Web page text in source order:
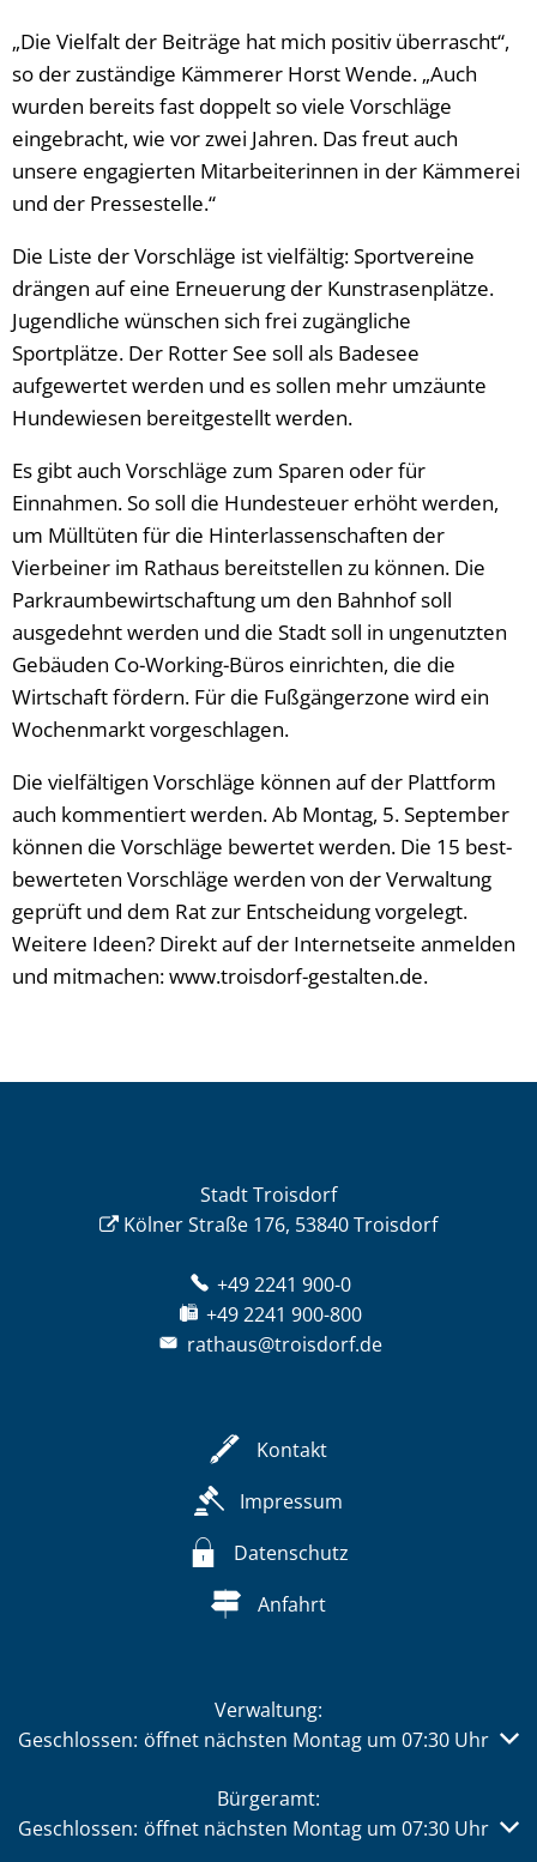
„Die Vielfalt der Beiträge hat mich positiv überrascht“,
so der zuständige Kämmerer Horst Wende. „Auch
wurden bereits fast doppelt so viele Vorschläge
eingebracht, wie vor zwei Jahren. Das freut auch
unsere engagierten Mitarbeiterinnen in der Kämmerei
und der Pressestelle.“
Die Liste der Vorschläge ist vielfältig: Sportvereine
drängen auf eine Erneuerung der Kunstrasenplätze.
Jugendliche wünschen sich frei zugängliche
Sportplätze. Der Rotter See soll als Badesee
aufgewertet werden und es sollen mehr umzäunte
Hundewiesen bereitgestellt werden.
Es gibt auch Vorschläge zum Sparen oder für
Einnahmen. So soll die Hundesteuer erhöht werden,
um Mülltüten für die Hinterlassenschaften der
Vierbeiner im Rathaus bereitstellen zu können. Die
Parkraumbewirtschaftung um den Bahnhof soll
ausgedehnt werden und die Stadt soll in ungenutzten
Gebäuden Co-Working-Büros einrichten, die die
Wirtschaft fördern. Für die Fußgängerzone wird ein
Wochenmarkt vorgeschlagen.
Die vielfältigen Vorschläge können auf der Plattform
auch kommentiert werden. Ab Montag, 5. September
können die Vorschläge bewertet werden. Die 15 best-
bewerteten Vorschläge werden von der Verwaltung
geprüft und dem Rat zur Entscheidung vorgelegt.
Weitere Ideen? Direkt auf der Internetseite anmelden
und mitmachen: www.troisdorf-gestalten.de.
Stadt Troisdorf
Kölner Straße 176, 53840 Troisdorf
+49 2241 900-0
+49 2241 900-800
rathaus@troisdorf.de
Kontakt
Impressum
Datenschutz
Anfahrt
Verwaltung:
Klicken, um weitere Öffnungs- oder Schließzeiten
Geschlossen: öffnet nächsten Montag um 07:30 Uhr
Bürgeramt:
Klicken, um weitere Öffnungs- oder Schließzeiten
Geschlossen: öffnet nächsten Montag um 07:30 Uhr